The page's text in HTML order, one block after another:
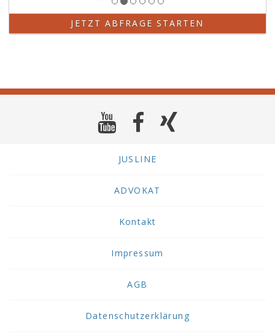
JETZT ABFRAGE STARTEN
JUSLINE
ADVOKAT
Kontakt
Impressum
AGB
Datenschutzerklärung